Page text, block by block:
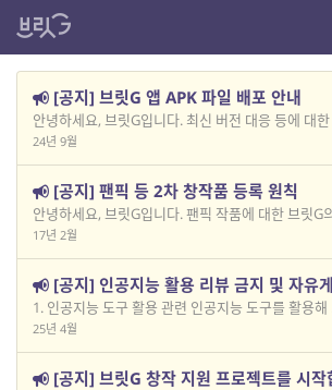
[공지] 브릿G 앱 APK 파일 배포 안내
안녕하세요, 브릿G입니다. 최신 버전 대응 등에 대한
24년 9월
[공지] 팬픽 등 2차 창작품 등록 원칙
안녕하세요, 브릿G입니다. 팬픽 작품에 대한 브릿G
17년 2월
[공지] 인공지능 활용 리뷰 금지 및 자유게시
1. 인공지능 도구 활용 관련 인공지능 도구를 활용해
25년 4월
[공지] 브릿G 창작 지원 프로젝트를 시작